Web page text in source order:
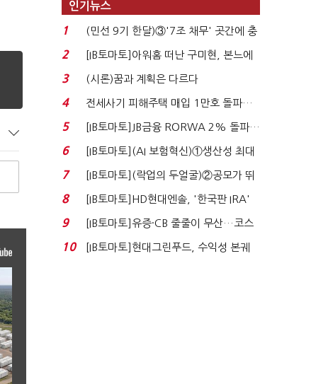
인기뉴스
1
(민선 9기 한달)③'7조 채무' 곳간에 충
격…추미애, 20년...
2
[IB토마토]아워홈 떠난 구미현, 본느에
340억 베팅…가...
3 (시론)꿈과 계획은 다르다
4
전세사기 피해주택 매입 1만호 돌파…
누적 피해자 4만2...
5
[IB토마토]JB금융 RORWA 2% 돌파…
실적 견인은 은행 ...
6
[IB토마토](AI 보험혁신)①생산성 최대
80% 개선…현실...
7
[IB토마토](락업의 두얼굴)②공모가 뛰
자 첫날 매도…FI ...
8
[IB토마토]HD현대엔솔, '한국판 IRA'
수혜 부상…세액공...
9
[IB토마토]유증·CB 줄줄이 무산…코스
닥 벌점 급증에 ...
10
[IB토마토]현대그린푸드, 수익성 본궤